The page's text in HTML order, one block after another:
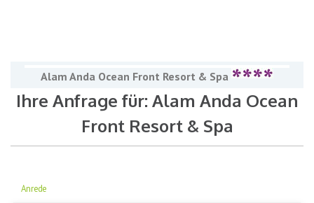
Alam Anda Ocean Front Resort & Spa
Ihre Anfrage für: Alam Anda Ocean
Front Resort & Spa
Anrede